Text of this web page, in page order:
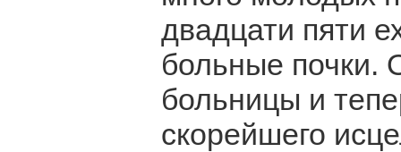
двадцати пяти
больные почки.
больницы и
скорейшего